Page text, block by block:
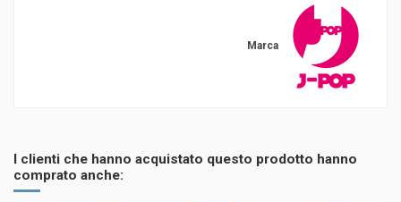
Marca
I clienti che hanno acquistato questo prodotto hanno
comprato anche: